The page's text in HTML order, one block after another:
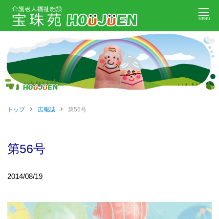
Skip
MENU
トップ 広報誌 第56号
第56号
2014/08/19